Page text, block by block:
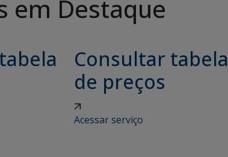
em Destaque
Consultar tabela
de preços
Acessar serviço